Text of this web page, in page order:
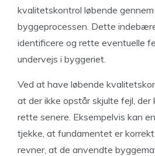
kvalitetskontrol løbende gennem
byggeprocessen. Dette
identificere og rette eventuelle
undervejs i byggeriet.
Ved at have løbende
at der ikke opstår skjulte fejl,
rette senere. Eksempelvis kan
tjekke, at fundamentet er
revner, at de anvendte